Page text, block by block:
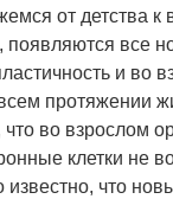
от детства к
появляются все
и во
протяжении
что во взрослом
ные клетки не
что